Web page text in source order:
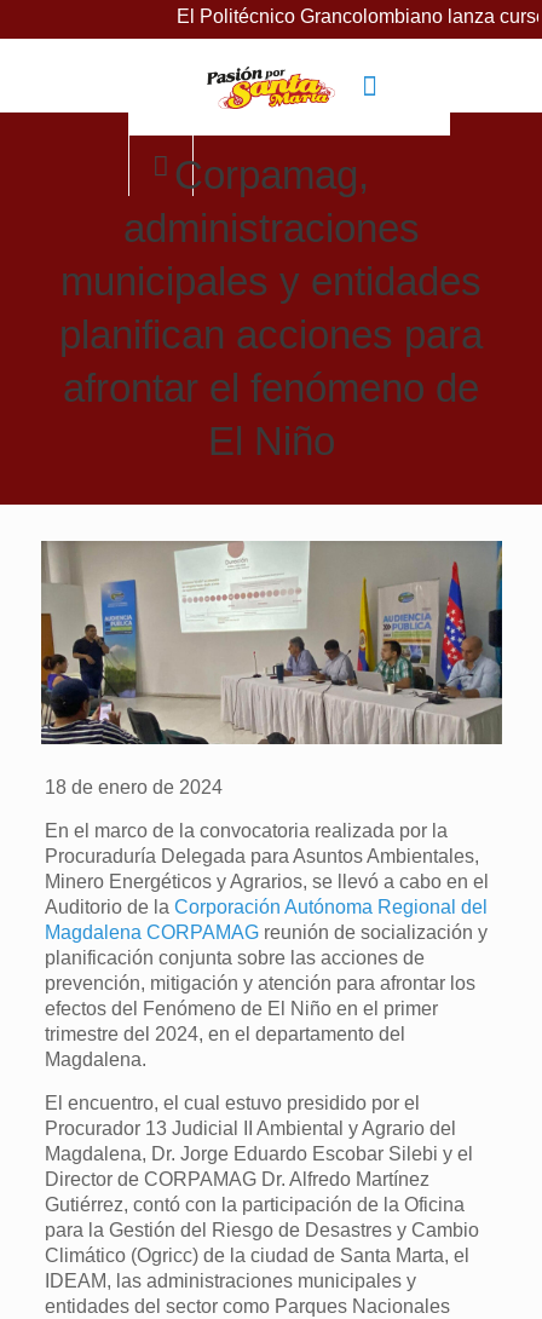
El Politécnico Grancolombiano lanza cursos
Corpamag,
administraciones
municipales y entidades
planifican acciones para
afrontar el fenómeno de
El Niño
18 de enero de 2024
En el marco de la convocatoria realizada por la
Procuraduría Delegada para Asuntos Ambientales,
Minero Energéticos y Agrarios, se llevó a cabo en el
Auditorio de laCorporación Autónoma Regional del
Magdalena CORPAMAG reunión de socialización y
planificación conjunta sobre las acciones de
prevención, mitigación y atención para afrontar los
efectos del Fenómeno de El Niño en el primer
trimestre del 2024, en el departamento del
Magdalena.
El encuentro, el cual estuvo presidido por el
Procurador 13 Judicial II Ambiental y Agrario del
Magdalena, Dr. Jorge Eduardo Escobar Silebi y el
Director de CORPAMAG Dr. Alfredo Martínez
Gutiérrez, contó con la participación de la Oficina
para la Gestión del Riesgo de Desastres y Cambio
Climático (Ogricc) de la ciudad de Santa Marta, el
IDEAM, las administraciones municipales y
entidades del sector como Parques Nacionales